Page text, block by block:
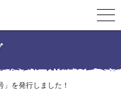
を発行しました！